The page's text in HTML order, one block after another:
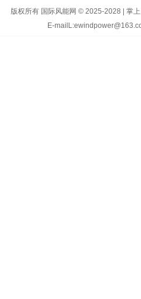
版权所有 国际风能网 © 2025-2028 | 掌
E-